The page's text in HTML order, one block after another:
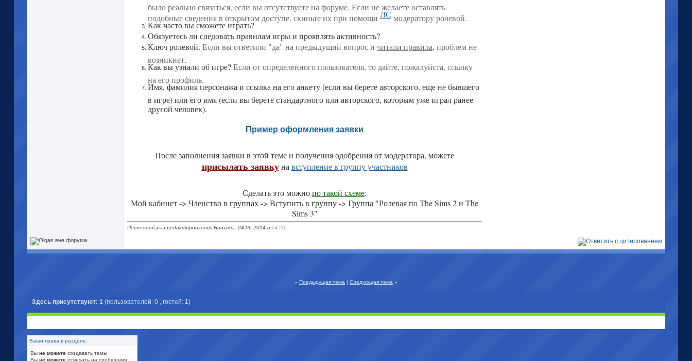
было реально связаться, если вы отсутствуете на форуме. Если не желаете оставлять
подобные сведения в открытом доступе, скиньте их при помощи ЛС модератору ролевой.
Как часто вы сможете играть?
Обязуетесь ли следовать правилам игры и проявлять активность?
Ключ ролевой. Если вы ответили "да" на предыдущий вопрос и читали правила, проблем не
Как вы узнали об игре?Если от определенного пользователя, то дайте, пожалуйста, ссылку
на его профиль.
Имя, фамилия персонажа и ссылка на его анкету (если вы берете авторского, еще не бывшего
в игре) или его имя (если вы берете стандартного или авторского, которым уже играл ранее
другой человек).
Пример оформления заявки
После заполнения заявки в этой теме и получения одобрения от модератора, можете
присылать заявкуна вступление в группу участников
Сделать это можнопо такой схеме:
Мой кабинет -> Членство в группах -> Вступить в группу -> Группа "Ролевая по The Sims 2 и The
Sims 3"
Последний раз редактировалось Hamartia, 24.06.2014 в 14:20
« Предыдущая тема | Следующая тема »
Здесь присутствуют: 1 (пользователей: 0 , гостей: 1)
Ваши права в разделе
Вы не можете создавать темы
Вы не можете отвечать на сообщения